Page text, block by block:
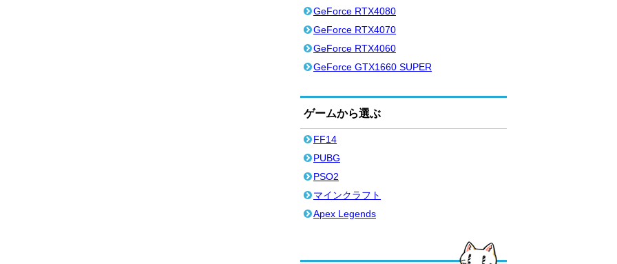
GeForce RTX4080
GeForce RTX4070
GeForce RTX4060
GeForce GTX1660 SUPER
ゲームから選ぶ
FF14
PUBG
PSO2
マインクラフト
Apex Legends